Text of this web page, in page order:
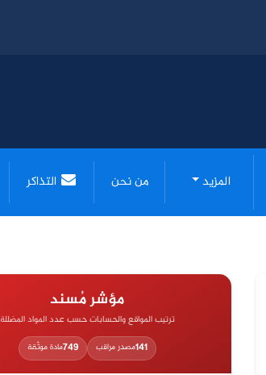
المزيد من نحن التذاكر
مؤشر مُسند
ترتيب المواقع والحسابات حسب عدد المواد المضللة
141مصدر مراقب 749مادة موثّقة